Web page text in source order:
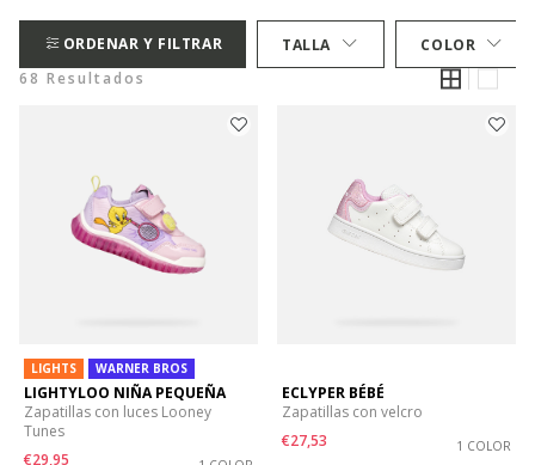
ORDENAR Y FILTRAR TALLA
COLOR
68 Resultados
LIGHTS WARNER BROS
LIGHTYLOO NIÑA PEQUEÑA
Zapatillas con luces Looney
Tunes
€29,95
ECLYPER BÉBÉ
Zapatillas con velcro
€27,53
1 COLOR